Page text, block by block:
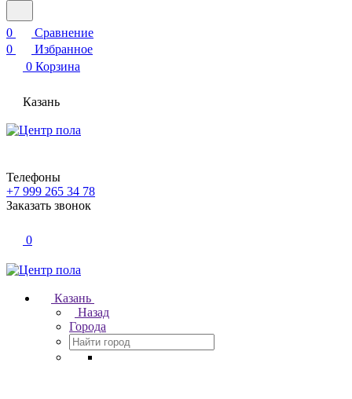
0
Сравнение
0
Избранное
0 Корзина
Казань
Телефоны
+7 999 265 34 78
Заказать звонок
0
Казань
Назад
Города